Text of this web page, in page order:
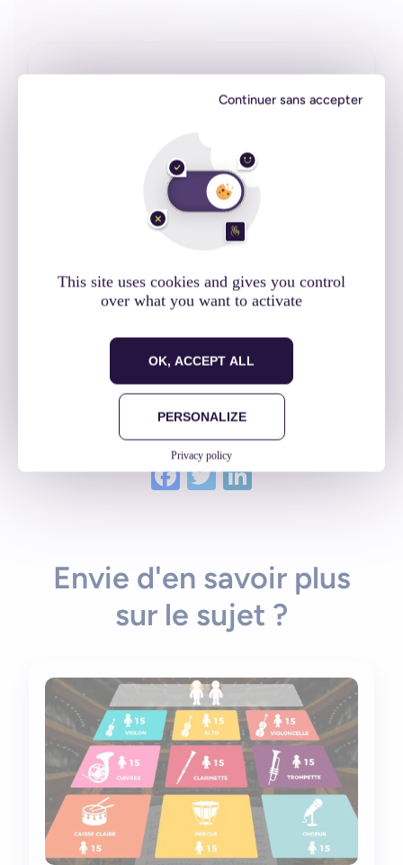
This site uses cookies and gives you control
over what you want to activate
OK, ACCEPT ALL
Continuer sans accepter
PERSONALIZE
Privacy policy
Notre expertise à
Et si nous parlions de vos projets à venir ?
Prenons contact
Cet article vous a plu ?
Facebook
Twitter
LinkedIn
Envie d'en savoir plus
sur le sujet ?